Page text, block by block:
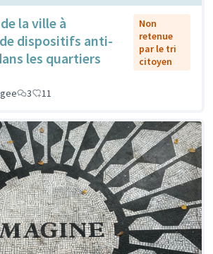
la ville à
dispositifs anti-
les quartiers
Non
retenue
par le tri
citoyen
3 11